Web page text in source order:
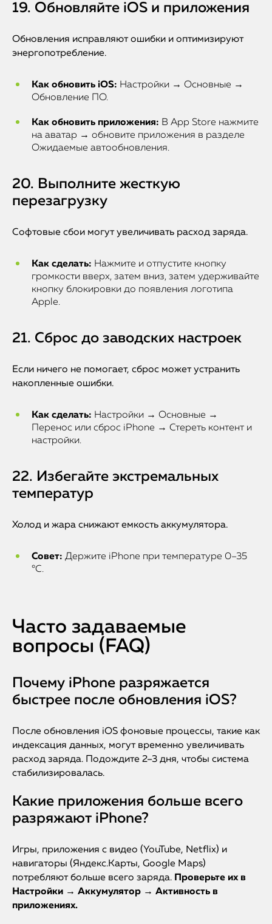
19. Обновляйте iOS и приложения
Обновления исправляют ошибки и оптимизируют
энергопотребление.
Как обновить iOS: Настройки → Основные →
Обновление ПО.
Как обновить приложения: В App Store нажмите
на аватар → обновите приложения в разделе
Ожидаемые автообновления.
20. Выполните жесткую
перезагрузку
Софтовые сбои могут увеличивать расход заряда.
Как сделать: Нажмите и отпустите кнопку
громкости вверх, затем вниз, затем удерживайте
кнопку блокировки до появления логотипа
Apple.
21. Сброс до заводских настроек
Если ничего не помогает, сброс может устранить
накопленные ошибки.
Как сделать: Настройки → Основные →
Перенос или сброс iPhone → Стереть контент и
настройки.
22. Избегайте экстремальных
температур
Холод и жара снижают емкость аккумулятора.
Совет: Держите iPhone при температуре 0–35
°C.
Часто задаваемые
вопросы (FAQ)
Почему iPhone разряжается
быстрее после обновления iOS?
После обновления iOS фоновые процессы, такие как
индексация данных, могут временно увеличивать
расход заряда. Подождите 2–3 дня, чтобы система
стабилизировалась.
Какие приложения больше всего
разряжают iPhone?
Игры, приложения с видео (YouTube, Netflix) и
навигаторы (Яндекс.Карты, Google Maps)
потребляют больше всего заряда. Проверьте их в
Настройки → Аккумулятор → Активность в
приложениях.